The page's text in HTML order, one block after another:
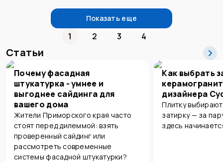
Показать еще
1 2 3 4
Статьи
Почему фасадная
штукатурка - умнее и
выгоднее сайдинга для
вашего дома
Жители Приморского края часто
стоят перед дилеммой: взять
проверенный сайдинг или
рассмотреть современные
системы фасадной штукатурки?
Как выбрать
дизайнера
Плитку
затирку — за
здесь